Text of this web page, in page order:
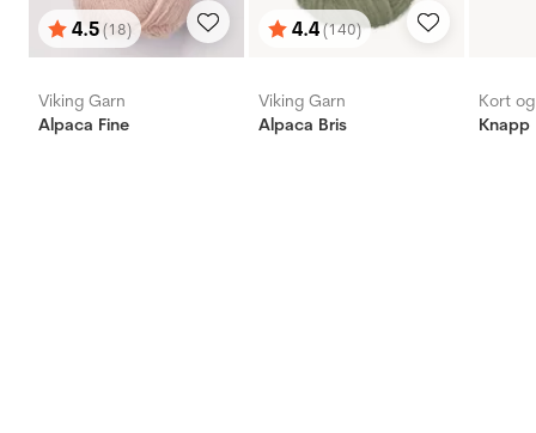
Betyg:
4.5(18)
utav 5 stjärnor
Viking Garn
Alpaca Fine
Betyg:
4.4(140)
utav 5 stjärnor
Viking Garn
Alpaca Bris
Kort